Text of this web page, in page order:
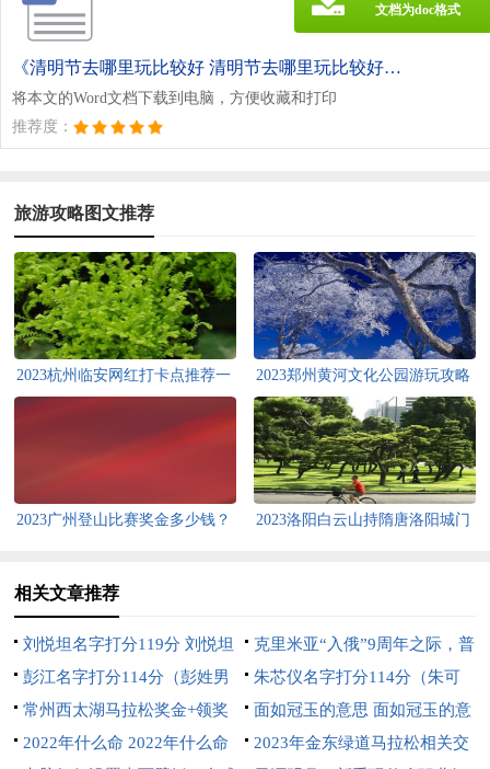
《清明节去哪里玩比较好 清明节去哪里玩比较好西安.doc》
将本文的Word文档下载到电脑，方便收藏和打印
推荐度：
文档为doc格式
旅游攻略图文推荐
2023杭州临安网红打卡点推荐一
览（临安网红店在哪里）
2023郑州黄河文化公园游玩攻略
（郑州黄河文化公园好玩吗）
2023广州登山比赛奖金多少钱？
2023洛阳白云山持隋唐洛阳城门
相关文章推荐
刘悦坦名字打分119分 刘悦坦
个人简历
克里米亚“入俄”9周年之际，普
京亲自驾车访问塞瓦斯托波尔
彭江名字打分114分（彭姓男
孩取名100分）
朱芯仪名字打分114分（朱可
芯姓名测试）
常州西太湖马拉松奖金+领奖
办法 2021常州西太湖马拉松奖
面如冠玉的意思 面如冠玉的意
思你就让我看这个
2022年什么命 2022年什么命
2023年金东绿道马拉松相关交